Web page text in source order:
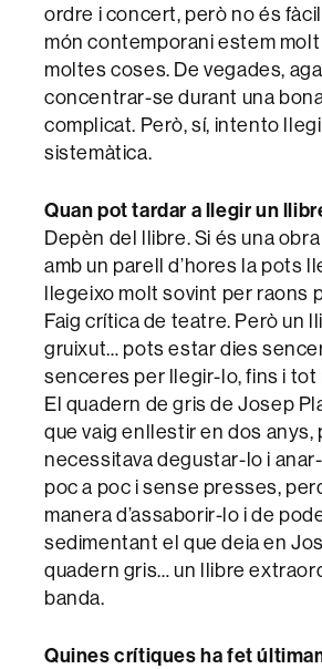
ordre i concert, però no és
món contemporani estem
moltes coses. De vegades,
concentrar-se durant una
complicat. Però, sí, intento
sistemàtica.
Quan pot tardar a llegir un
Depèn del llibre. Si és una
amb un parell d’hores la pots
llegeixo molt sovint per raons
Faig crítica de teatre. Però un
gruixut… pots estar dies
senceres per llegir-lo, fins i tot
El quadern de gris de Josep
que vaig enllestir en dos anys,
necessitava degustar-lo i
poc a poc i sense presses,
manera d’assaborir-lo i de
sedimentant el que deia en
quadern gris… un llibre
banda.
Quines crítiques ha fet